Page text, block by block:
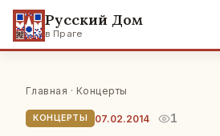
Русский Дом
в Праге
Главная · Концерты
КОНЦЕРТЫ 07.02.2014 1